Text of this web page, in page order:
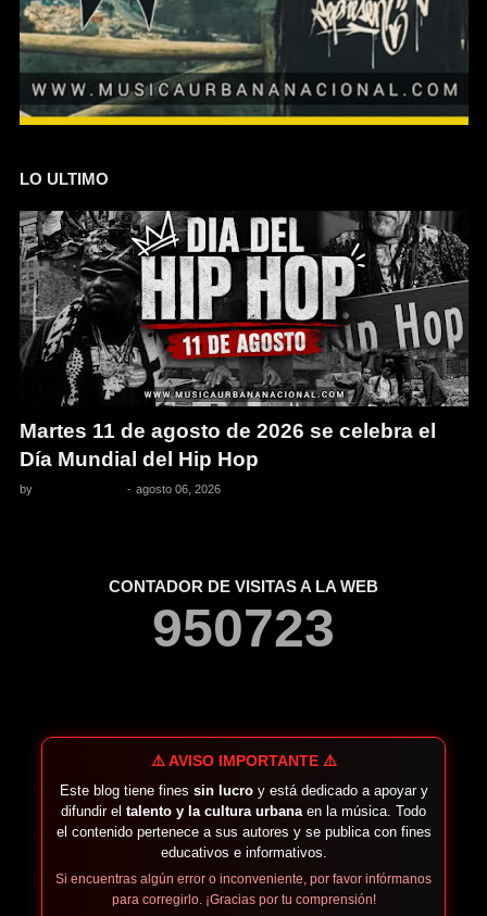
LO ULTIMO
Martes 11 de agosto de 2026 se celebra el
Día Mundial del Hip Hop
by - agosto 06, 2026
CONTADOR DE VISITAS A LA WEB
950723
⚠️ AVISO IMPORTANTE ⚠️
Este blog tiene fines sin lucroy está dedicado a apoyar y
difundir el talento y la cultura urbanaen la música. Todo
el contenido pertenece a sus autores y se publica con fines
educativos e informativos.
Si encuentras algún error o inconveniente, por favor infórmanos
para corregirlo. ¡Gracias por tu comprensión!